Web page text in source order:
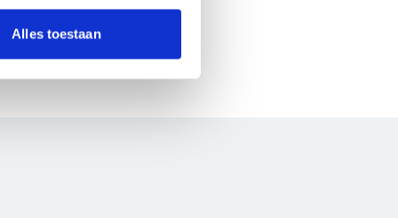
die je aan ze hebt
Alles toestaan
wereldtitel in